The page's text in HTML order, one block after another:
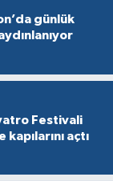
günlük
Festivali
açtı